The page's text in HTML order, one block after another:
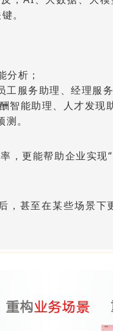
。
分析；
工服务助理、经理服
智能助理、人才发现
。
，更能帮助企业实现
，甚至在某些场景下